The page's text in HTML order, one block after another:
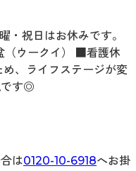
・祝日はお休みです。
ウークイ） ■看護休
、ライフステージが変
です◎
は0120-10-6918へお掛